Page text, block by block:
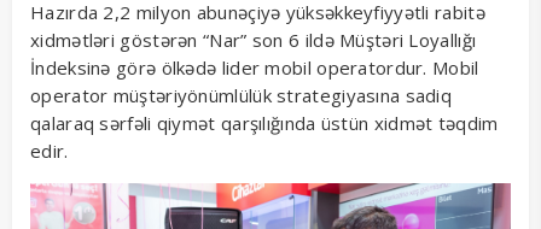
Hazırda 2,2 milyon abunəçiyə yüksəkkeyfiyyətli rabitə
xidmətləri göstərən “Nar” son 6 ildə Müştəri Loyallığı
İndeksinə görə ölkədə lider mobil operatordur. Mobil
operator müştəriyönümlülük strategiyasına sadiq
qalaraq sərfəli qiymət qarşılığında üstün xidmət təqdim
edir.